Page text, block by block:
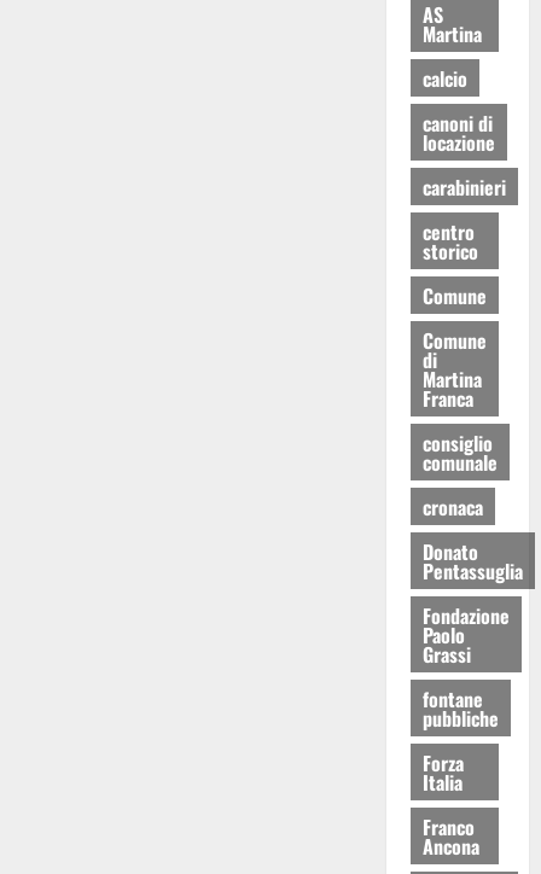
AS
Martina
calcio
canoni di
locazione
carabinieri
centro
storico
Comune
Comune
di
Martina
Franca
consiglio
comunale
cronaca
Donato
Pentassuglia
Fondazione
Paolo
Grassi
fontane
pubbliche
Forza
Italia
Franco
Ancona